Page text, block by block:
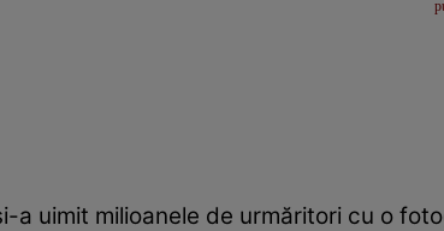
a uimit milioanele de urmăritori cu o